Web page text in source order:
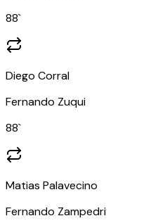
88`
Diego Corral
Fernando Zuqui
88`
Matias Palavecino
Fernando Zampedri